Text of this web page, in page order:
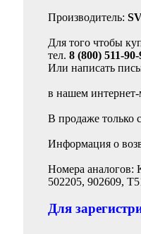
Производитель:
Для того чтобы
тел. 8 (800) 511-90-
Или написать
в нашем интернет-
В продаже только
Информация о
Номера аналогов:
502205, 902609,
Для